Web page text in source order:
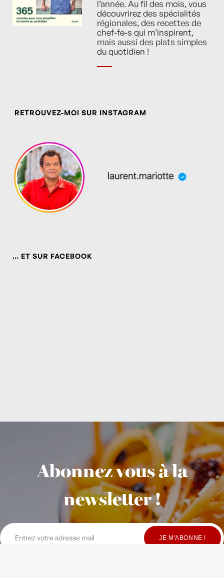
l’année. Au fil des mois, vous
découvrirez des spécialités
régionales, des recettes de
chef-fe-s qui m’inspirent,
mais aussi des plats simples
du quotidien !
RETROUVEZ-MOI SUR INSTAGRAM
… ET SUR FACEBOOK
Abonnez vous à la
newsletter !